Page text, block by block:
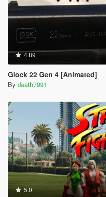
4.89
Glock 22 Gen 4 [Animated]
By death7991
5.0